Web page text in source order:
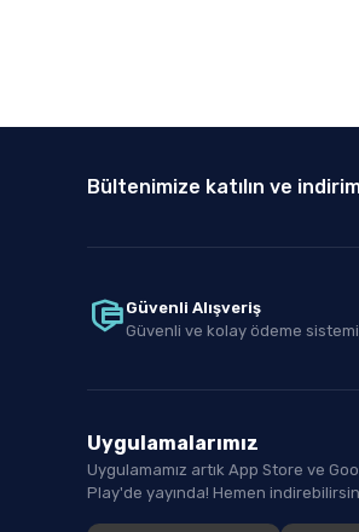
Bültenimize katılın ve
Güvenli Alışveriş
Güvenli ve kolay ödeme sistemi
Uygulamalarımız
Uygulamamız artık App Store ve
Play'de yayında! Hemen